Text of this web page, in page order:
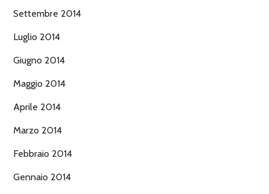
Settembre 2014
Luglio 2014
Giugno 2014
Maggio 2014
Aprile 2014
Marzo 2014
Febbraio 2014
Gennaio 2014